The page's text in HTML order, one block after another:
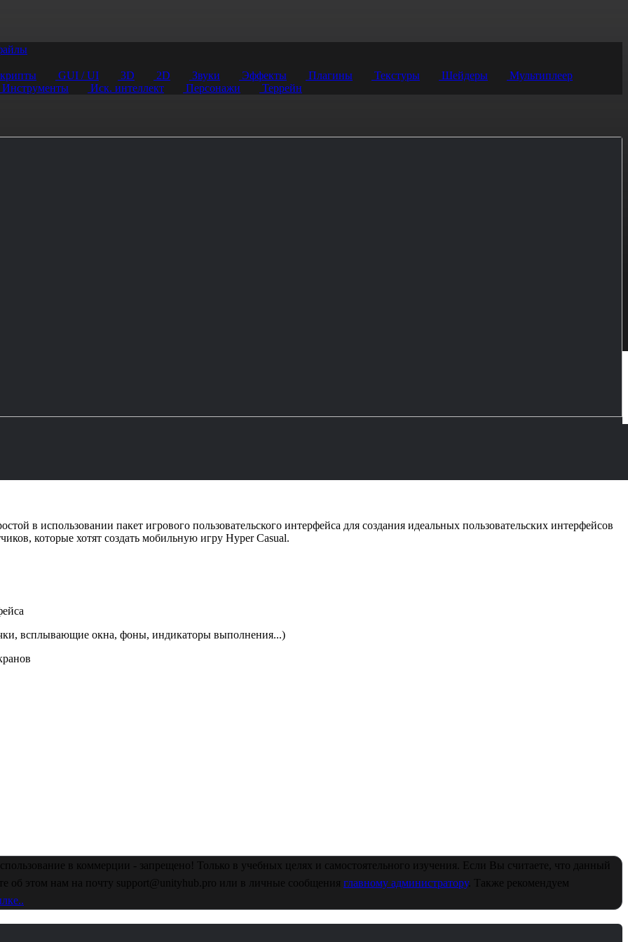
GUI / UI 3D 2D Звуки Эффекты Плагины Текстуры Шейдеры
Мультиплеер
Инструменты Иск. интеллект Персонажи Террейн
в использовании пакет игрового пользовательского интерфейса для создания идеальных пользовательских интерфейсов
которые хотят создать мобильную игру Hyper Casual.
всплывающие окна, фоны, индикаторы выполнения...)
в коммерции - запрещено! Только в учебных целях и самостоятельного изучения. Если Вы считаете, что данный
об этом нам на почту support@unityhub.pro или в личные сообщения главному администратору. Также рекомендуем